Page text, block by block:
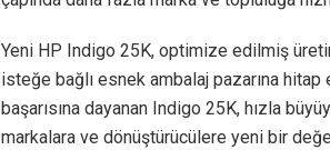
Yeni HP Indigo 25K, optimize edilmiş
isteğe bağlı esnek ambalaj pazarına
başarısına dayanan Indigo 25K, hızla
markalara ve dönüştürücülere yeni bir